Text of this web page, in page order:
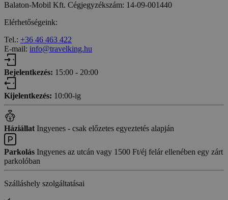
Balaton-Mobil Kft. Cégjegyzékszám: 14-09-001440
Elérhetőségeink:
Tel.: +36 46 463 422
E-mail: info@travelking.hu
Bejelentkezés: 15:00 - 20:00
Kijelentkezés: 10:00-ig
Háziállat Ingyenes - csak előzetes egyeztetés alapján
Parkolás Ingyenes az utcán vagy 1500 Ft/éj felár ellenében egy zárt
parkolóban
Szálláshely szolgáltatásai